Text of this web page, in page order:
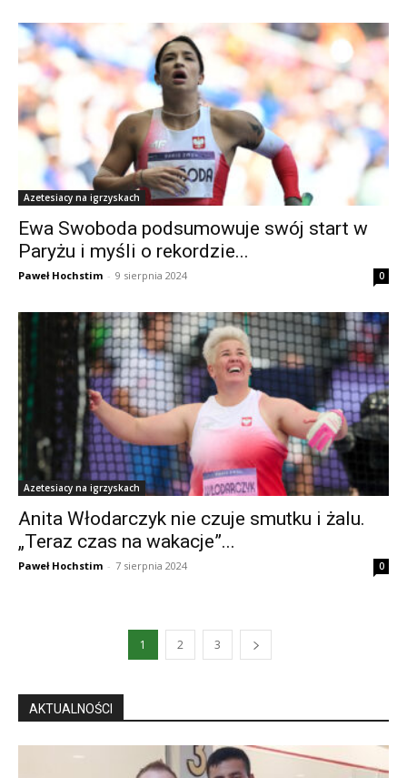
Azetesiacy na igrzyskach
Ewa Swoboda podsumowuje swój start w
Paryżu i myśli o rekordzie...
Paweł Hochstim - 9 sierpnia 2024 0
Azetesiacy na igrzyskach
Anita Włodarczyk nie czuje smutku i żalu.
„Teraz czas na wakacje”...
Paweł Hochstim - 7 sierpnia 2024 0
1 2 3
AKTUALNOŚCI